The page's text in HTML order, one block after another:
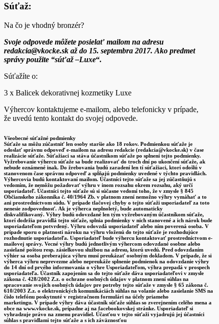
Súťaž:
Na čo je vhodný bronzér?
Svoje odpovede môžete posielať mailom na adresu
redakcia@vkocke.sk až do 15. septembra 2017. Ako predmet
správy použite “súťaž –Luxe“.
Súťažíte o:
3 x Balicek dekorativnej kozmetiky Luxe
Výhercov kontaktujeme e-mailom, alebo telefonicky v prípade,
že uvedú tento kontakt do svojej odpovede.
Všeobecné súťažné podmienky
Súťaže sa môžu zúčastniť len osoby staršie ako 18 rokov. Podmienkou súťaže je
odoslať správnu odpoveď e-mailom na adresu redakcie (redakcia@vkocke.sk) v čase
realizácie súťaže. Súťažiaci sa stáva účastníkom súťaže po splnení tejto podmienky.
Vyžrebovanie výhercu súťaže sa bude realizovať do troch dní po ukončení súťaže, ak
nebude oznámené inak. Do žrebovania budú zaradení len tí súťažiaci, ktorí odošlú v
stanovenom čase správnu odpoveď a spĺňajú podmienky uvedené v týchto pravidlách.
Výhercovia budú kontaktovaní mailom. Účastníci tejto súťaže sa jej zúčastňujú s
vedomím, že nemôžu požadovať výhru v inom rozsahu okrem rozsahu, aký určí
usporiadateľ. Účastníci tejto súťaže sú si súčasne vedomí toho, že v zmysle § 845
Občianskeho zákonníka č. 40/1964 Zb. v platnom znení nemožno výhry vymáhať a to
ani prostredníctvom súdu. V prípade tlačovej chyby o tejto súťaži usporiadateľ za toto
nenesie zodpovednosť. Ak je výherca neplnoletý, bude automaticky
diskvalifikovaný. Výhry budú odovzdané len tým vyžrebovaným účastníkom súťaže,
ktorí dodržia pravidlá tejto súťaže, splnia podmienky v nich stanovené a ich nárok bude
usporiadateľom potvrdený. Výhru odovzdá usporiadateľ alebo ním poverená osoba. V
prípade sporu o platnosti nároku na výhru vloženú do tejto súťaže je rozhodujúce
rozhodnutie usporiadateľa. Usporiadateľ bude výhercu kontaktovať prostredníctvom e-
mailovej správy. Vecné výhry budú jednotlivým výhercom odovzdané osobne alebo
zasielané poštou resp. zásielkovou službou na adresu, ktorú uvedú. Pred odovzdaním
výhier sa osoba preberajúca výhru musí preukázať osobným dokladom. V prípade, že si
výherca výhru neprevezme alebo nepreukáže splnenie podmienok na odovzdanie výhry
do 14 dní od prvého informovania o výhre Usporiadateľom, výhra prepadá v prospech
usporiadateľa. Účastník zapojením sa do tejto súťaže dáva usporiadateľovi v zmysle
zákona č. 428/2002 Z.z. o ochrane osobných údajov v platnom znení súhlas na
spracovanie svojich osobných údajov pre potreby tejto súťaže v zmysle § 65 zákona č.
610/2003 Z.z. o elektronických komunikáciách súhlas na volanie alebo zasielanie SMS na
číslo telefónu poskytnuté v registračnom formulári na účely priameho
marketingu. V prípade výhry dáva účastník súťaže súhlas so zverejnením celého mena a
obce na www.vkocke.sk, prípadne aj na facebookovskej stránke. Usporiadateľ si
vyhradzuje právo na zmenu pravidiel. Účasťou v tejto súťaži vyjadrujú jej účastníci
súhlas s pravidlami tejto súťaže a s ich záväznosťou